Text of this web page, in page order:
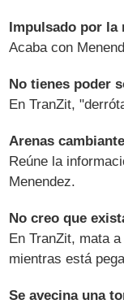
Impulsado por la
Acaba con
No tienes poder
En TranZit,
Arenas
Reúne la
Menendez.
No creo que
En TranZit, mata
mientras está
Se avecina una